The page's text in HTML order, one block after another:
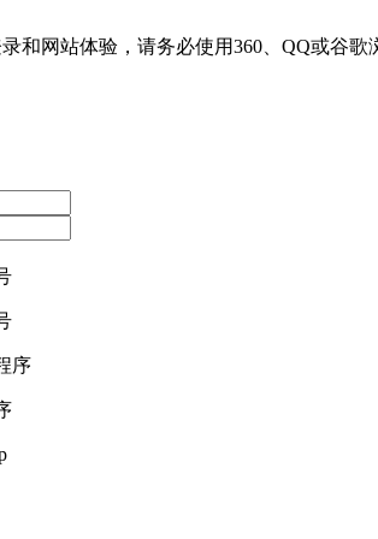
和网站体验，请务必使用360、QQ或谷歌